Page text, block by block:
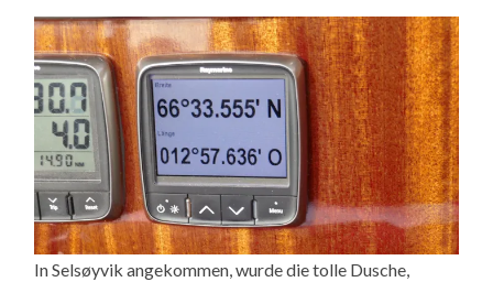
In Selsøyvik angekommen, wurde die tolle Dusche,